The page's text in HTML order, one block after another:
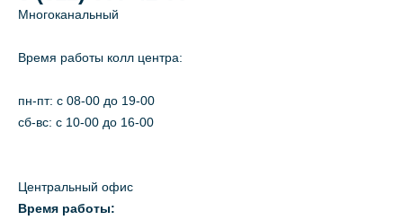
Многоканальный
Время работы колл центра:
пн-пт: c 08-00 до 19-00
сб-вс: с 10-00 до 16-00
Центральный офис
Время работы: